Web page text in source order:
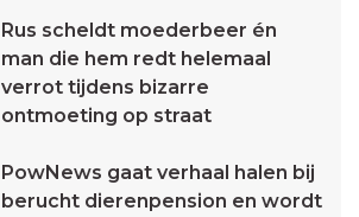
Rus scheldt moederbeer én
man die hem redt helemaal
verrot tijdens bizarre
ontmoeting op straat
PowNews gaat verhaal halen bij
berucht dierenpension en wordt